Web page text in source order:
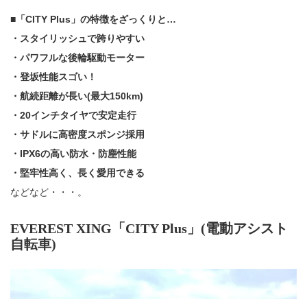
■「CITY Plus」の特徴をざっくりと…
・スタイリッシュで跨りやすい
・パワフルな後輪駆動モーター
・登坂性能スゴい！
・航続距離が長い(最大150km)
・20インチタイヤで安定走行
・サドルに高密度スポンジ採用
・IPX6の高い防水・防塵性能
・堅牢性高く、長く愛用できる
などなど・・・。
EVEREST XING「CITY Plus」(電動アシスト
自転車)